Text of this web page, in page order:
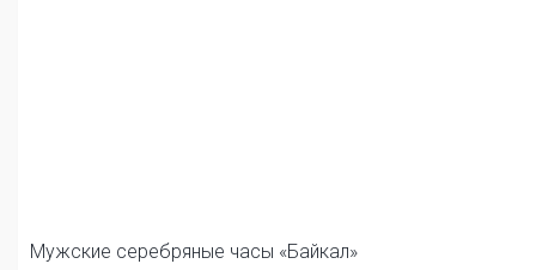
Мужские серебряные часы «Байкал»